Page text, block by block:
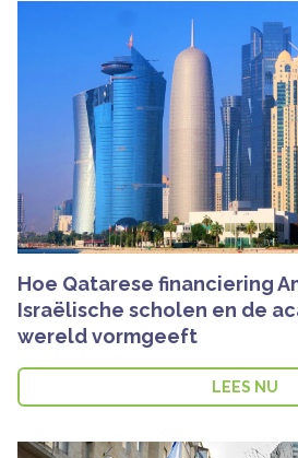
Hoe Qatarese financiering
Israëlische scholen en de
wereld vormgeeft
LEES NU